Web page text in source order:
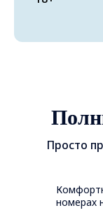
Просто
номерах